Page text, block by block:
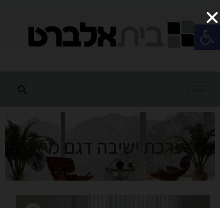
פתח סרגל נגישות
מערכת ישיבה דגם מיאל